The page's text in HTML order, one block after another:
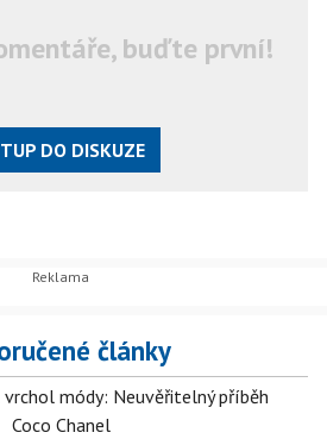
buďte první!
DO DISKUZE
články
vrchol módy: Neuvěřitelný příběh
Coco Chanel